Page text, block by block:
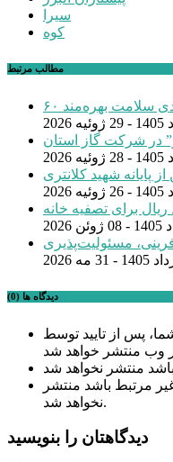
سیرا
کوه
مطالب مرتبط
۶۰ هزار البرزی از خدمات اردوهای جهادی سلامت بهره‌مند
در شرکت گاز استان
اربعین از پایانه شهید کلانتری
و ۳۶۰ میلیارد ریال برای تصفیه خانه
مسئولیت‌پذیری
دیدگاه ها (0)
پس از تایید توسط
مرتبط باشد منتشر
نخواهد شد.
دیدگاهتان را بنویسید